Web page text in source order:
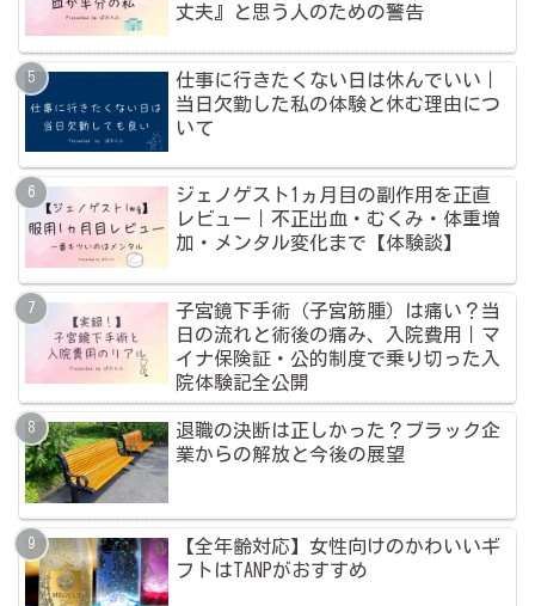
丈夫』と思う人のための警告
仕事に行きたくない日は休んでいい｜
当日欠勤した私の体験と休む理由につ
いて
ジェノゲスト1ヵ月目の副作用を正直
レビュー｜不正出血・むくみ・体重増
加・メンタル変化まで【体験談】
子宮鏡下手術（子宮筋腫）は痛い？当
日の流れと術後の痛み、入院費用｜マ
イナ保険証・公的制度で乗り切った入
院体験記全公開
退職の決断は正しかった？ブラック企
業からの解放と今後の展望
【全年齢対応】女性向けのかわいいギ
フトはTANPがおすすめ